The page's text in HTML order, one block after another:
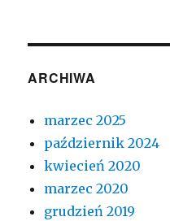
ARCHIWA
marzec 2025
październik 2024
kwiecień 2020
marzec 2020
grudzień 2019